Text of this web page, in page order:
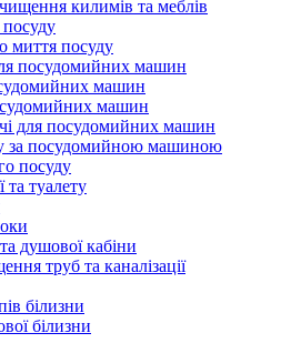
килимів та меблів
миття посуду
посудомийних машин
машин
машин
для посудомийних машин
за посудомийною машиною
посуду
та туалету
душової кабіни
труб та каналізації
білизни
білизни